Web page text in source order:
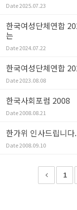
Date2025.07.23
한국여성단체연합
는
Date2024.07.22
한국여성단체연합
Date2023.08.08
한국사회포럼 2008
Date2008.08.21
한가위 인사드립니다.
Date2008.09.10
1